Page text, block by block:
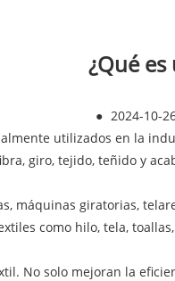
¿Qué
● 2024-10-
utilizados en la
giro, tejido, teñido y
máquinas giratorias,
como hilo, tela,
No solo mejoran la